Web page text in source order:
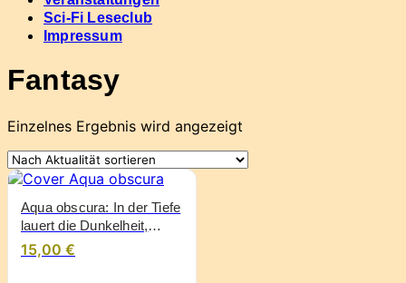
Sci-Fi Leseclub
Impressum
Fantasy
Einzelnes Ergebnis wird angezeigt
Aqua obscura: In der Tiefe
lauert die Dunkelheit,
Anthologie
15,00 €